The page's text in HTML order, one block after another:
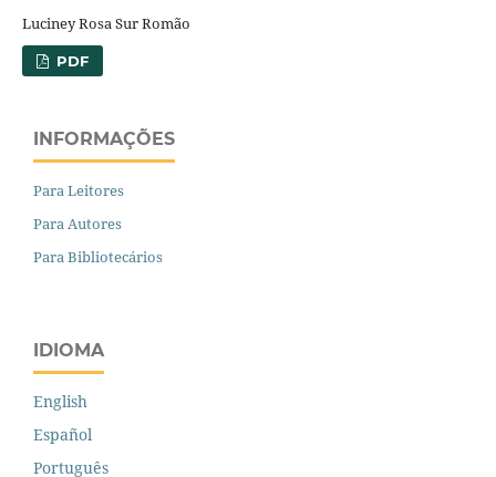
Luciney Rosa Sur Romão
PDF
INFORMAÇÕES
Para Leitores
Para Autores
Para Bibliotecários
IDIOMA
English
Español
Português